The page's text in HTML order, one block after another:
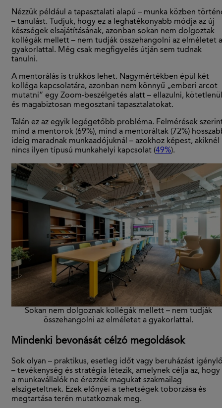
Nézzük például a tapasztalati alapú – munka közben
– tanulást. Tudjuk, hogy ez a leghatékonyabb módja az új
készségek elsajátításának, azonban sokan nem dolgoztak
kollégák mellett – nem tudják összehangolni az elméletet a
gyakorlattal. Még csak megfigyelés útján sem tudnak
tanulni.
A mentorálás is trükkös lehet. Nagymértékben épül két
kolléga kapcsolatára, azonban nem könnyű „emberi arcot
mutatni” egy Zoom-beszélgetés alatt – ellazulni, kötetlenül
és magabiztosan megosztani tapasztalatokat.
Talán ez az egyik legégetőbb probléma. Felmérések
mind a mentorok (69%), mind a mentoráltak (72%)
ideig maradnak munkaadójuknál – azokhoz képest, akiknél
nincs ilyen típusú munkahelyi kapcsolat (49%).
Sokan nem dolgoznak kollégák mellett – nem tudják
összehangolni az elméletet a gyakorlattal.
Mindenki bevonását célzó megoldások
Sok olyan – praktikus, esetleg időt vagy beruházást
– tevékenység és stratégia létezik, amelynek célja az, hogy
a munkavállalók ne érezzék magukat szakmailag
elszigeteltnek. Ezek előnyei a tehetségek toborzása és
megtartása terén mutatkoznak meg.